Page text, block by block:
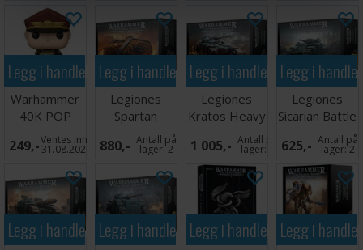
Legg i handlekurven
Warhammer
40K POP
Figur
Commisar
249,-Ventes inn
31.08.2026
Legg i handlekurven
Legiones
Spartan
Assault Tank
880,- Antall på
lager:2
Legg i handlekurven
Legiones
Kratos Heavy
Assault Tank
1 005,- Antall på
lager:
Legg i
Legiones
Sicarian Battle
Tank
625,- Antall på
lager:2
Legg i handlekurvenLegg i handlekurvenLegg i handlekurven
Legg i